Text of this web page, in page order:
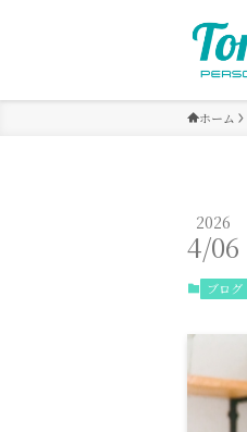
ホーム
2026
4/06
ブログ